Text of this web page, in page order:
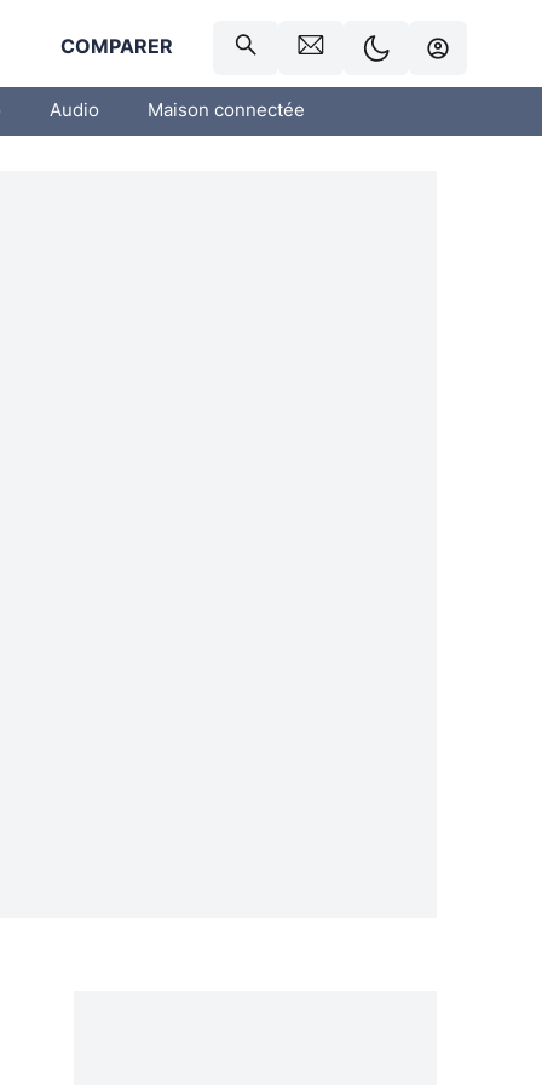
COMPARER
Audio Maison connectée